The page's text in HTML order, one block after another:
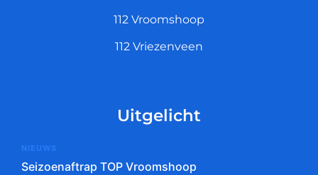
112 Vroomshoop
112 Vriezenveen
Uitgelicht
NIEUWS
Seizoenaftrap TOP Vroomshoop